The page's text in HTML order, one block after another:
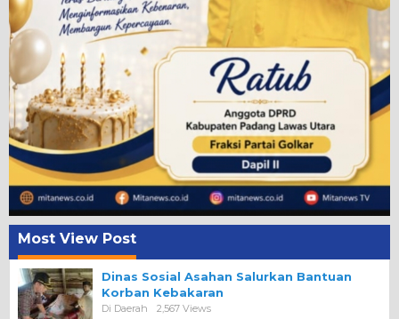
Most View Post
Dinas Sosial Asahan Salurkan Bantuan
Korban Kebakaran
Di Daerah 2,567 Views